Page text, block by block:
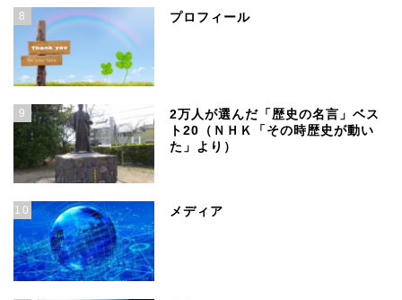
8 プロフィール
9
2万人が選んだ「歴史の名言」ベス
ト20（ＮＨＫ「その時歴史が動い
た」より）
10 メディア